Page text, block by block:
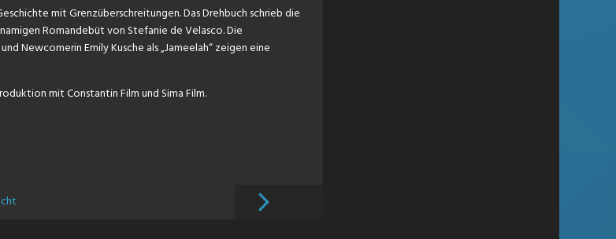
mit Grenzüberschreitungen. Das Drehbuch schrieb die
Romandebüt von Stefanie de Velasco. Die
Newcomerin Emily Kusche als „Jameelah“ zeigen eine
mit Constantin Film und Sima Film.